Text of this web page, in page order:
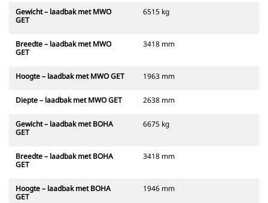
Gewicht – laadbak met MWO
GET
6515 kg
Breedte – laadbak met MWO
GET
3418 mm
Hoogte – laadbak met MWO GET 1963 mm
Diepte – laadbak met MWO GET 2638 mm
Gewicht – laadbak met BOHA
GET
6675 kg
Breedte – laadbak met BOHA
GET
3418 mm
Hoogte – laadbak met BOHA
GET
1946 mm